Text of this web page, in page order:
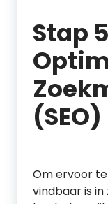
Stap
(SEO)
Om ervoor
vindbaar is in